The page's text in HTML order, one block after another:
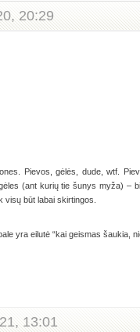
20:29
Pievos, gėlės, dude, wtf.
(ant kurių tie šunys myža) –
visų būt labai skirtingos.
yra eilutė “kai geismas šaukia,
13:01